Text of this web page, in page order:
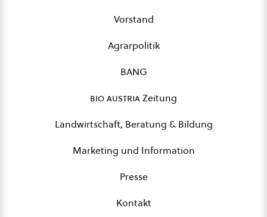
Vorstand
Agrarpolitik
BANG
bio austriaZeitung
Landwirtschaft, Beratung & Bildung
Marketing und Information
Presse
Kontakt